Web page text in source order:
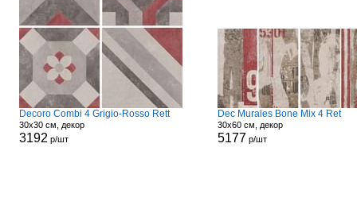
Decoro Combi 4 Grigio-Rosso Rett
30x30 см, декор
3192 р/шт
Dec Murales Bone Mix 4 Ret
30x60 см, декор
5177 р/шт